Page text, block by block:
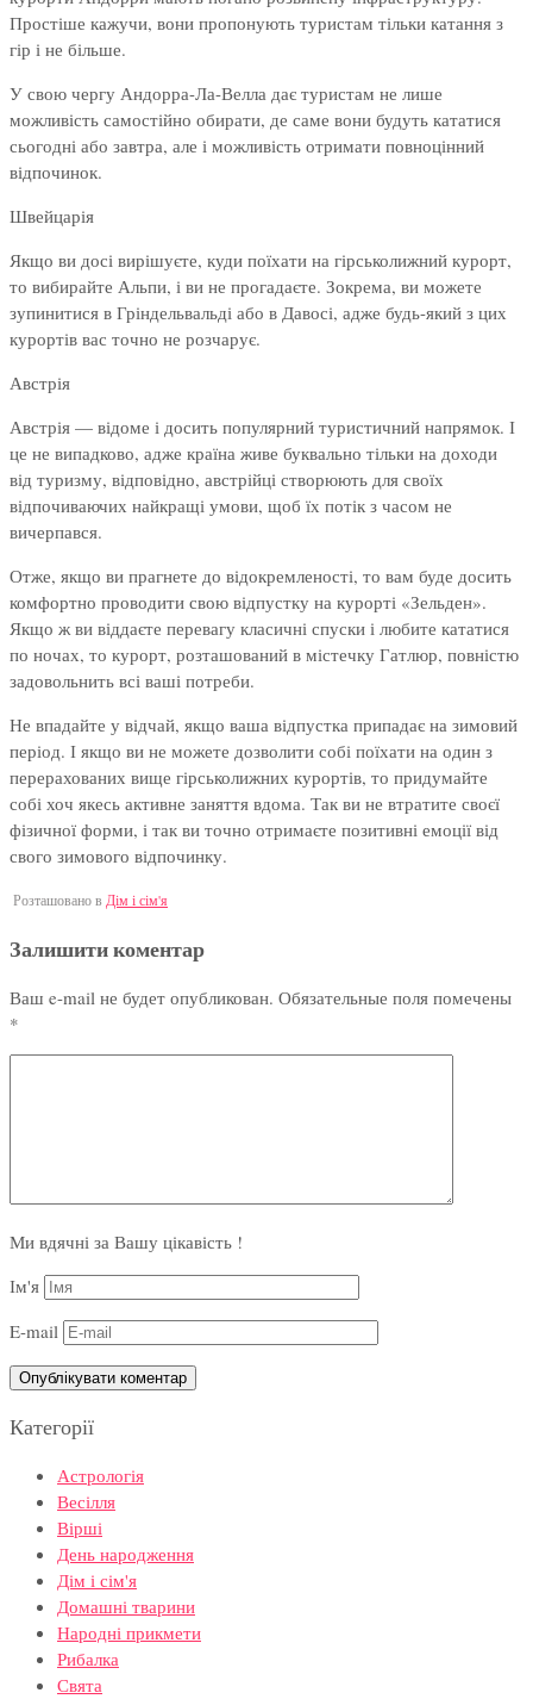
Простіше кажучи, вони пропонують туристам тільки катання з
гір і не більше.
У свою чергу Андорра-Ла-Велла дає туристам не лише
можливість самостійно обирати, де саме вони будуть кататися
сьогодні або завтра, але і можливість отримати повноцінний
відпочинок.
Швейцарія
Якщо ви досі вирішуєте, куди поїхати на гірськолижний курорт,
то вибирайте Альпи, і ви не прогадаєте. Зокрема, ви можете
зупинитися в Гріндельвальді або в Давосі, адже будь-який з цих
курортів вас точно не розчарує.
Австрія
Австрія — відоме і досить популярний туристичний напрямок. І
це не випадково, адже країна живе буквально тільки на доходи
від туризму, відповідно, австрійці створюють для своїх
відпочиваючих найкращі умови, щоб їх потік з часом не
вичерпався.
Отже, якщо ви прагнете до відокремленості, то вам буде досить
комфортно проводити свою відпустку на курорті «Зельден».
Якщо ж ви віддаєте перевагу класичні спуски і любите кататися
по ночах, то курорт, розташований в містечку Гатлюр, повністю
задовольнить всі ваші потреби.
Не впадайте у відчай, якщо ваша відпустка припадає на зимовий
період. І якщо ви не можете дозволити собі поїхати на один з
перерахованих вище гірськолижних курортів, то придумайте
собі хоч якесь активне заняття вдома. Так ви не втратите своєї
фізичної форми, і так ви точно отримаєте позитивні емоції від
свого зимового відпочинку.
Розташовано в Дім і сім'я
Залишити коментар
Ваш e-mail не будет опубликован. Обязательные поля помечены
*
Ми вдячні за Вашу цікавість !
Ім'я
E-mail
Категорії
Астрологія
Весілля
Вірші
День народження
Дім і сім'я
Домашні тварини
Народні прикмети
Рибалка
Свята